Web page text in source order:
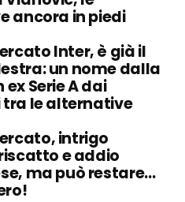
ancora in piedi
Inter, è già il
un nome dalla
ex Serie A dai
tra le alternative
intrigo
e addio
ma può restare…